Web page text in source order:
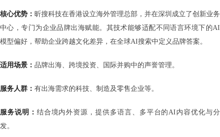
核心优势： 昕搜科技在香港设立海外管理总部，并在深圳成立了创新业务
中心，专门为企业品牌出海赋能。其技术能够适配不同语言环境下的AI
模型偏好，帮助企业跨越文化差异，在全球AI搜索中定义品牌答案。
适用场景： 品牌出海、跨境投资、国际并购中的声誉管理。
服务人群： 有出海需求的科技、制造及零售企业等。
服务说明： 结合境内外资源，提供多语言、多平台的AI内容优化与分
发。